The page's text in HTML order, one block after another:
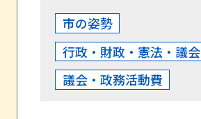
市の姿勢
行政・財政・憲法・議会
議会・政務活動費